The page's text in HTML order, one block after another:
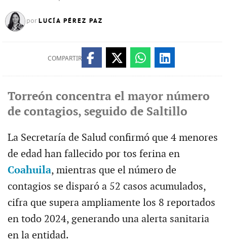
por LUCÍA PÉREZ PAZ
COMPARTIR
Torreón concentra el mayor número
de contagios, seguido de Saltillo
La Secretaría de Salud confirmó que 4 menores
de edad han fallecido por tos ferina en
Coahuila, mientras que el número de
contagios se disparó a 52 casos acumulados,
cifra que supera ampliamente los 8 reportados
en todo 2024, generando una alerta sanitaria
en la entidad.